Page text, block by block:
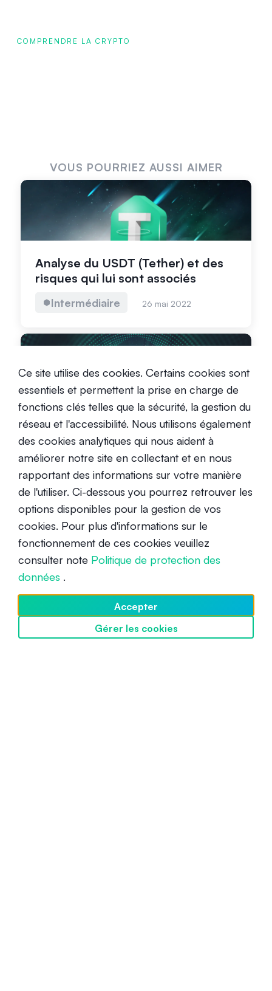
COMPRENDRE LA CRYPTO
VOUS POURRIEZ AUSSI AIMER
Analyse du USDT (Tether) et des
risques qui lui sont associés
Intermédiaire 26 mai 2022
Qu’est-ce que Occam (OCC) ?
Débutant 4 novembre 2021
Une introduction aux altcoins
Débutant
Ce site utilise des cookies. Certains cookies sont
essentiels et permettent la prise en charge de
fonctions clés telles que la sécurité, la gestion du
réseau et l'accessibilité. Nous utilisons également
des cookies analytiques qui nous aident à
améliorer notre site en collectant et en nous
rapportant des informations sur votre manière
de l'utiliser. Ci-dessous you pourrez retrouver les
options disponibles pour la gestion de vos
cookies. Pour plus d'informations sur le
fonctionnement de ces cookies veuillez
consulter note Politique de protection des
données .
Accepter
Gérer les cookies
Découvrir SwissBorg